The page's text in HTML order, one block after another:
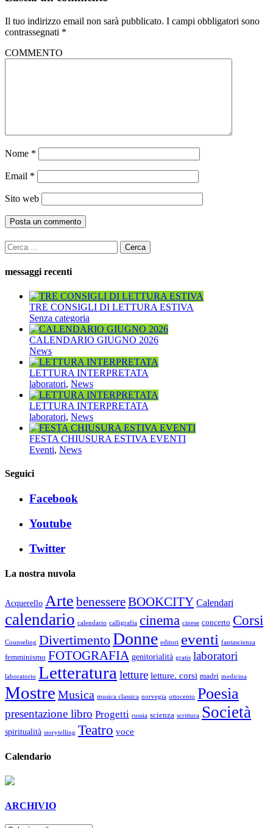
Il tuo indirizzo email non sarà pubblicato. I campi obbligatori sono
contrassegnati *
COMMENTO
Nome *
Email *
Sito web
Ricerca
per:
messaggi recenti
TRE CONSIGLI DI LETTURA ESTIVA
Senza categoria
CALENDARIO GIUGNO 2026
News
LETTURA INTERPRETATA
laboratori, News
LETTURA INTERPRETATA
laboratori, News
FESTA CHIUSURA ESTIVA EVENTI
Eventi, News
Seguici
Facebook
Youtube
Twitter
La nostra nuvola
Acquerello Arte benessereBOOKCITY Calendari
calendario calendario calligrafia cinema cinese concerto Corsi
Counseling DivertimentoDonne editori eventi fantascienza
femminismo FOTOGRAFIA genitorialità gratis laboratori
laboratorio Letteratura letture letture. corsi madri medicina
Mostre Musica musica classica norvegia ottocento Poesia
presentazione libro Progetti russia scienza scrittura Società
spiritualità storytelling Teatro voce
Calendario
ARCHIVIO